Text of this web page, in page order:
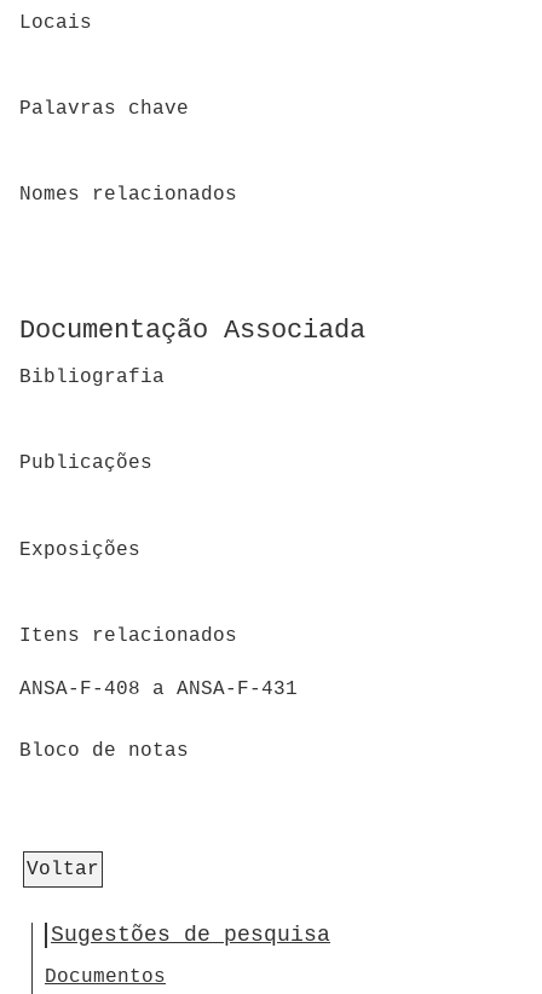
Locais
Palavras chave
Nomes relacionados
Documentação Associada
Bibliografia
Publicações
Exposições
Itens relacionados
ANSA-F-408 a ANSA-F-431
Bloco de notas
Voltar
Sugestões de pesquisa
Documentos